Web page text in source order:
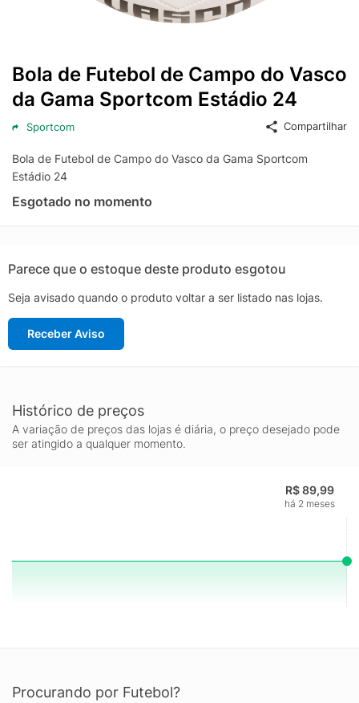
Bola de Futebol de Campo do Vasco
da Gama Sportcom Estádio 24
Sportcom Compartilhar
Bola de Futebol de Campo do Vasco da Gama Sportcom
Estádio 24
Esgotado no momento
Parece que o estoque deste produto esgotou
Seja avisado quando o produto voltar a ser listado nas lojas.
Receber Aviso
Histórico de preços
A variação de preços das lojas é diária, o preço desejado pode
ser atingido a qualquer momento.
R$ 89,99
há 2 meses
Procurando por Futebol?